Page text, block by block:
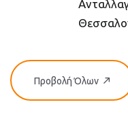
Προβολή Όλων